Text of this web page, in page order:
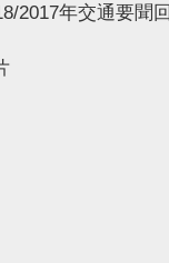
2017年交通要聞